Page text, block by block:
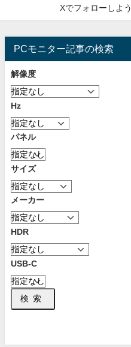
Xでフォローしよう
PCモニター記事の検索
解像度
Hz
パネル
サイズ
メーカー
HDR
USB-C
検索